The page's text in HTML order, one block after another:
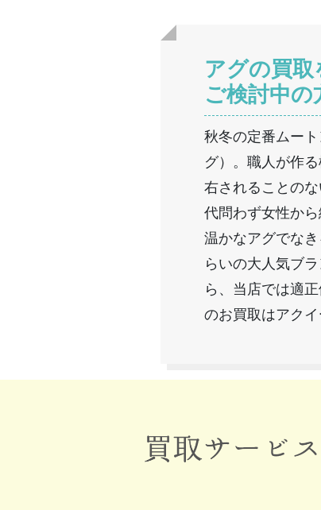
アグの買取
ご検討中の
秋冬の定番ムー
グ）。職人が作
右されることの
代問わず女性か
温かなアグでな
らいの大人気ブ
ら、当店では適
のお買取はアク